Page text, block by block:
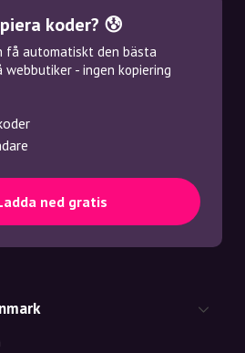
koder? 😰
få automatiskt den bästa
- ingen kopiering
ned gratis